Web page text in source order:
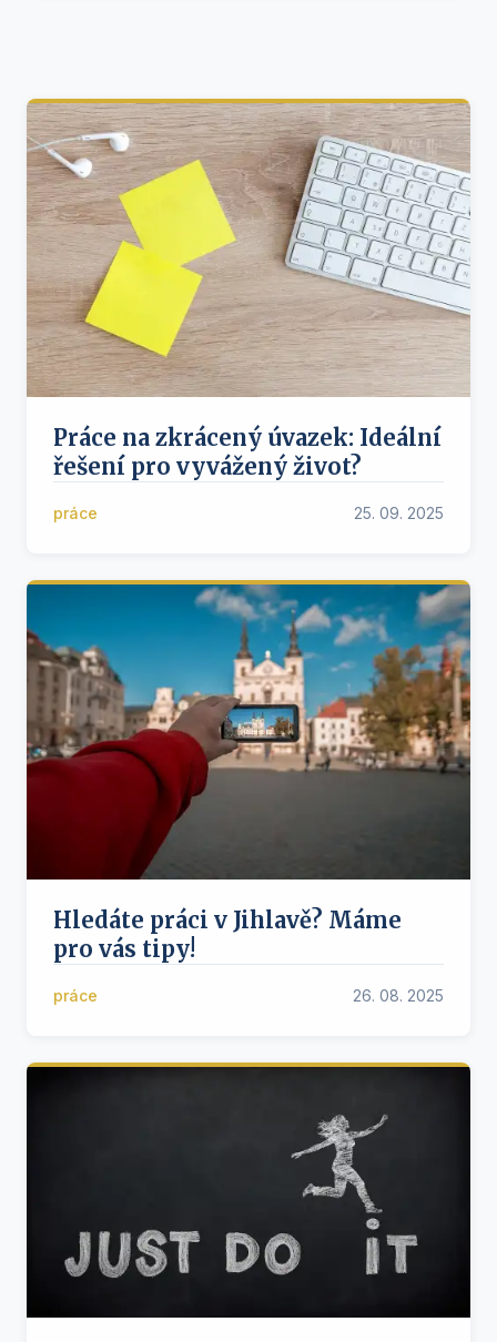
Práce na zkrácený úvazek: Ideální
řešení pro vyvážený život?
práce 25. 09. 2025
Hledáte práci v Jihlavě? Máme
pro vás tipy!
práce 26. 08. 2025